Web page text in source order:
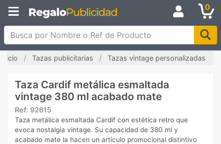
0
Busca por Nombre o Ref de Producto
Inicio Tazas publicitarias Tazas vintage personalizadas
Taza Cardif metálica esmaltada
vintage 380 ml acabado mate
Ref: 92615
Taza metálica esmaltada Cardif con estética retro que
evoca nostalgia vintage. Su capacidad de 380 ml y
acabado mate la hacen un artículo promocional distintivo